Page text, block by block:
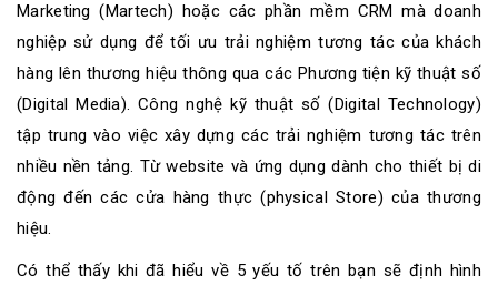
Marketing (Martech) hoặc các phần mềm CRM mà doanh
nghiệp sử dụng để tối ưu trải nghiệm tương tác của khách
hàng lên thương hiệu thông qua các Phương tiện kỹ thuật số
(Digital Media). Công nghệ kỹ thuật số (Digital Technology)
tập trung vào việc xây dựng các trải nghiệm tương tác trên
nhiều nền tảng. Từ website và ứng dụng dành cho thiết bị di
động đến các cửa hàng thực (physical Store) của thương
hiệu.
Có thể thấy khi đã hiểu về 5 yếu tố trên bạn sẽ định hình